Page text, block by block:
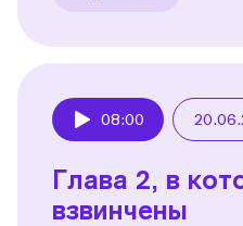
08:00
Глава 2, в
взвинчены